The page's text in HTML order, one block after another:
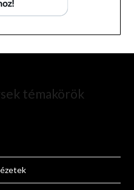
témakörök